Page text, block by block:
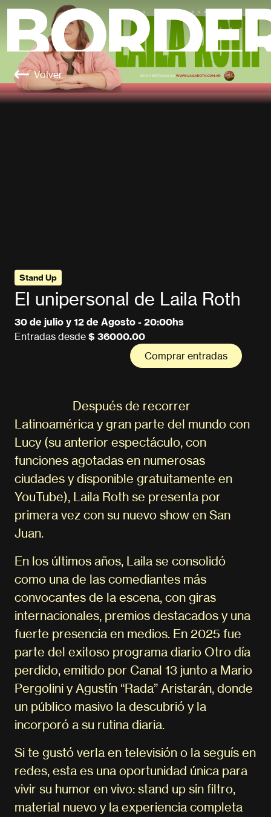
Volver
Stand Up
El unipersonal de Laila Roth
30 de julio y 12 de Agosto - 20:00hs
Entradas desde $ 36000.00
Comprar entradas
Después de recorrer
Latinoamérica y gran parte del mundo con
Lucy (su anterior espectáculo, con
funciones agotadas en numerosas
ciudades y disponible gratuitamente en
YouTube), Laila Roth se presenta por
primera vez con su nuevo show en San
Juan.
En los últimos años, Laila se consolidó
como una de las comediantes más
convocantes de la escena, con giras
internacionales, premios destacados y una
fuerte presencia en medios. En 2025 fue
parte del exitoso programa diario Otro día
perdido, emitido por Canal 13 junto a Mario
Pergolini y Agustín “Rada” Aristarán, donde
un público masivo la descubrió y la
incorporó a su rutina diaria.
Si te gustó verla en televisión o la seguís en
redes, esta es una oportunidad única para
vivir su humor en vivo: stand up sin filtro,
material nuevo y la experiencia completa